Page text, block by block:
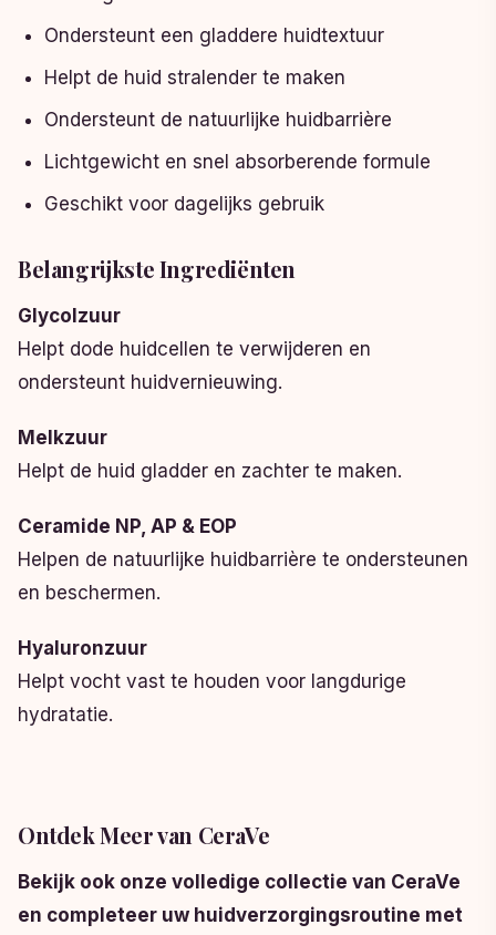
Ondersteunt een gladdere huidtextuur
Helpt de huid stralender te maken
Ondersteunt de natuurlijke huidbarrière
Lichtgewicht en snel absorberende formule
Geschikt voor dagelijks gebruik
Belangrijkste Ingrediënten
Glycolzuur
Helpt dode huidcellen te verwijderen en
ondersteunt huidvernieuwing.
Melkzuur
Helpt de huid gladder en zachter te maken.
Ceramide NP, AP & EOP
Helpen de natuurlijke huidbarrière te ondersteunen
en beschermen.
Hyaluronzuur
Helpt vocht vast te houden voor langdurige
hydratatie.
Ontdek Meer van CeraVe
Bekijk ook onze volledige collectie van CeraVe
en completeer uw huidverzorgingsroutine met